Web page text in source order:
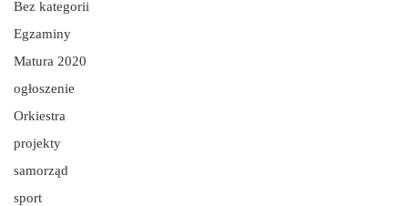
Bez kategorii
Egzaminy
Matura 2020
ogłoszenie
Orkiestra
projekty
samorząd
sport